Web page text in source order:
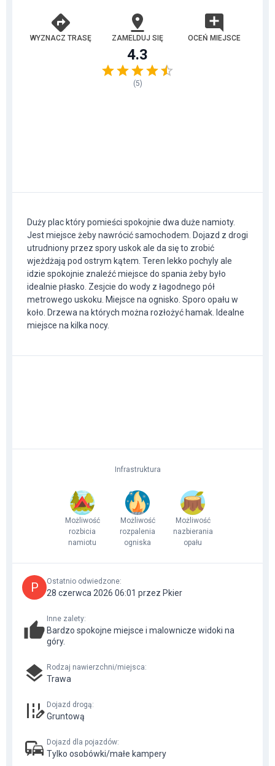
WYZNACZ TRASĘ ZAMELDUJ SIĘ OCEŃ MIEJSCE
4.3
(5)
Duży plac który pomieści spokojnie dwa duże namioty.
Jest miejsce żeby nawrócić samochodem. Dojazd z drogi
utrudniony przez spory uskok ale da się to zrobić
wjeżdżają pod ostrym kątem. Teren lekko pochyly ale
idzie spokojnie znaleźć miejsce do spania żeby było
idealnie płasko. Zesjcie do wody z łagodnego pół
metrowego uskoku. Miejsce na ognisko. Sporo opału w
koło. Drzewa na których można rozłożyć hamak. Idealne
miejsce na kilka nocy.
Infrastruktura
Możliwość
rozbicia
namiotu
Możliwość
rozpalenia
ogniska
Możliwość
nazbierania
opału
P Ostatnio odwiedzone:
28 czerwca 2026 06:01 przez Pkier
Inne zalety:
Bardzo spokojne miejsce i malownicze widoki na
góry.
Rodzaj nawierzchni/miejsca:
Trawa
Dojazd drogą:
Gruntową
Dojazd dla pojazdów:
Tylko osobówki/małe kampery